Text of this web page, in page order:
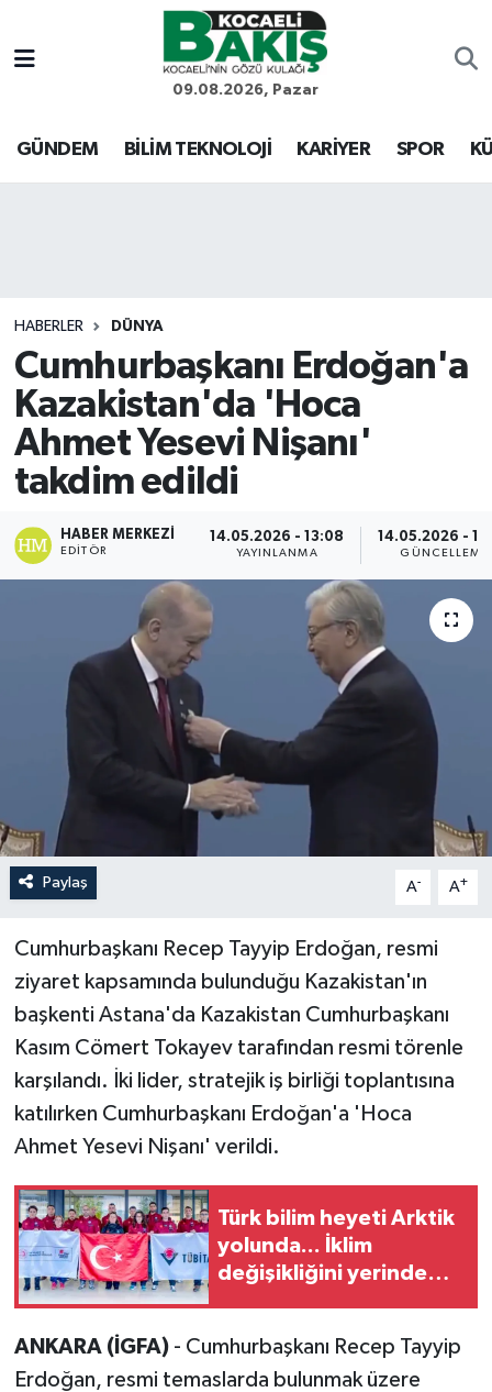
09.08.2026, Pazar
GÜNDEM BİLİM TEKNOLOJİ KARİYER SPOR
HABERLER DÜNYA
Cumhurbaşkanı Erdoğan'a
Kazakistan'da 'Hoca
Ahmet Yesevi Nişanı'
takdim edildi
HABER MERKEZI
EDITÖR
14.05.2026 - 13:08
YAYINLANMA
14.05.2026 -
GÜNCELLEME
Paylaş A- A+
Cumhurbaşkanı Recep Tayyip Erdoğan, resmi
ziyaret kapsamında bulunduğu Kazakistan'ın
başkenti Astana'da Kazakistan Cumhurbaşkanı
Kasım Cömert Tokayev tarafından resmi törenle
karşılandı. İki lider, stratejik iş birliği toplantısına
katılırken Cumhurbaşkanı Erdoğan'a 'Hoca
Ahmet Yesevi Nişanı' verildi.
Türk bilim heyeti Arktik
yolunda... İklim
değişikliğini yerinde
ANKARA (İGFA) - Cumhurbaşkanı Recep Tayyip
Erdoğan, resmi temaslarda bulunmak üzere
Kocaeli Nöbetçi Eczaneler
Kocaeli Hava Durumu
Son Dakika Haberleri
Haber Arşivi